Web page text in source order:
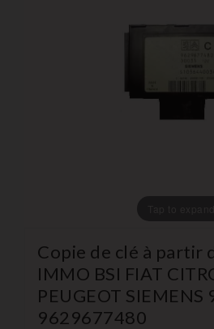
Copie de clé à partir
IMMO BSI FIAT
PEUGEOT
9629677480